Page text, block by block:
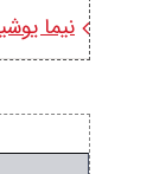
نیما یوشیج (23)